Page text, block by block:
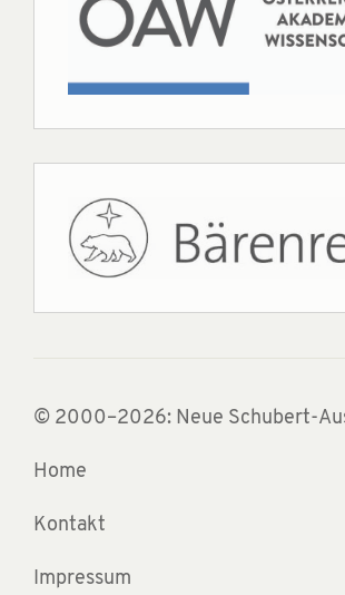
© 2000–2026: Neue Schubert-
Home
Kontakt
Impressum